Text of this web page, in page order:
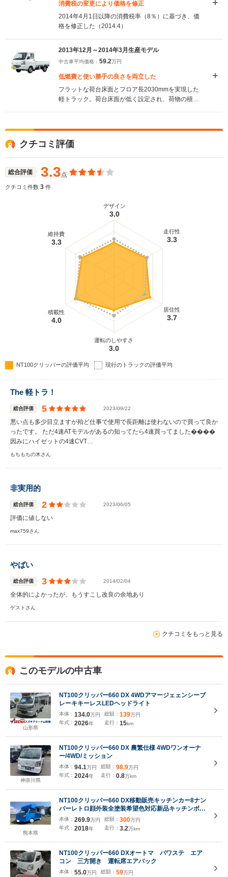
消費税の変更により価格を修正
2014年4月1日以降の消費税率（8％）に基づき、価
格を修正した（2014.4）
2013年12月～2014年3月生産モデル
中古車平均価格： 59.2万円
低燃費と使い勝手の良さを両立した
フラットな荷台床面とフロア長2030mmを実現した
軽トラック。荷台床面が低く設定され、荷物の積み
で、クラストップレベルの最小回転半径3.6mを実現
している。シート下にタイヤハウスが配置され、広
い足元空間も確保されている。農繁仕様などには、
レバー操作で替えられる「高低速2段切り替え式パー
トタイム4WD」が採用。片輪が空回りした場合など
に効果を発揮するデフロックも備わっている。エン
クチコミ評価
総合評価 3.3点
クチコミ件数 3 件
デザイン
3.0
走行性
3.3
居住性
3.7
運転のしやすさ
3.0
積載性
4.0
維持費
3.3
NT100クリッパーの評価平均 現行のトラックの評価平均
The 軽トラ！
総合評価 5 2023/09/22
悪い点も多少目立ますが殆ど仕事で使用で長距離は使わないので買って良か
ったです。 ただ4速ATモデルがあるの知ってたら4速買ってました����
因みにハイゼットの4速CVT…
もちもちの木さん
非実用的
総合評価 2 2023/06/05
評価に値しない
max759さん
やばい
総合評価 3 2014/02/04
全体的によかったが、もうすこし改良の余地あり
ゲストさん
クチコミをもっと見る
このモデルの中古車
山形県
NT100クリッパー660 DX 4WDアマージェェンシーブ
レーキキーレスLEDヘッドライト
本体： 134.0万円
年式： 2026年
総額： 139万円
走行： 15km
神奈川県
NT100クリッパー660 DX 農繁仕様 4WDワンオーナ
ー/4WD/ミッション
本体： 94.1万円
年式： 2024年
総額： 98.9万円
走行： 0.8万km
熊本県
NT100クリッパー660 DX移動販売キッチンカー8ナン
バーレトロ顔外装全塗装希望色対応新品キッチンボッ
クス左側販売口アクリル仕切り窓新品台下冷蔵庫3層
シンク200リッター給排水防水フロア室内照明換気扇
8ナンバー車
本体： 269.9万円
年式： 2018年
総額： 300万円
走行： 3.2万km
NT100クリッパー660 DXオートマ パワステ エア
コン 三方開き 運転席エアバック
本体： 55.0万円
総額： 59万円